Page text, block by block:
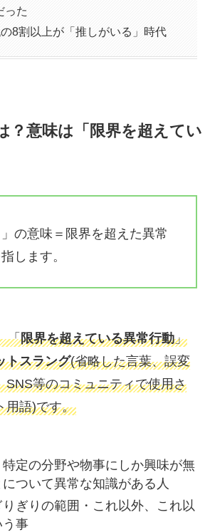
った
8割以上が「推しがいる」時代
？意味は「限界を超えてい
」の意味＝限界を超えた異常
します。
「限界を超えている異常行動」
トスラング(省略した言葉、誤変
SNS等のコミュニティで使用さ
用語)です。
特定の分野や物事にしか興味が無
について異常な知識がある人
りぎりの範囲・これ以外、これ以
う事